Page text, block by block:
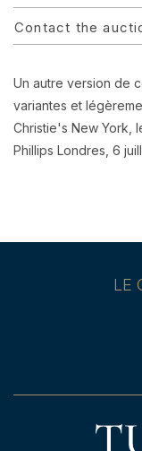
Contact the
Un autre version de
variantes et
Christie's New York,
Phillips Londres, 6
LE